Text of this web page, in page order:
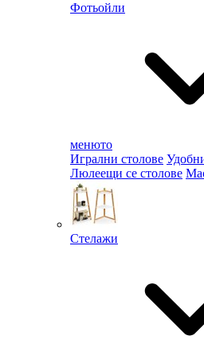
Фотьойли
менюто
Игрални столове
Люлеещи се столове
Стелажи